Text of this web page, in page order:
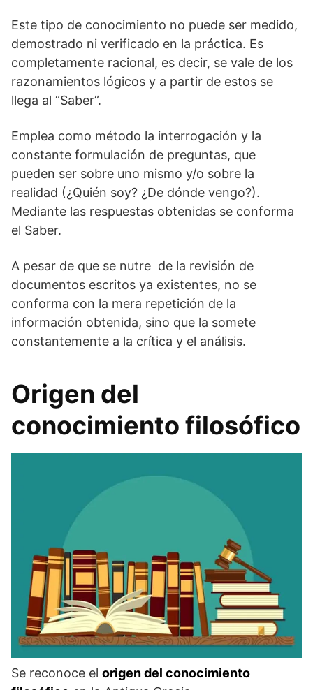
Este tipo de conocimiento no puede ser medido,
demostrado ni verificado en la práctica. Es
completamente racional, es decir, se vale de los
razonamientos lógicos y a partir de estos se
llega al “Saber”.
Emplea como método la interrogación y la
constante formulación de preguntas, que
pueden ser sobre uno mismo y/o sobre la
realidad (¿Quién soy? ¿De dónde vengo?).
Mediante las respuestas obtenidas se conforma
el Saber.
A pesar de que se nutre de la revisión de
documentos escritos ya existentes, no se
conforma con la mera repetición de la
información obtenida, sino que la somete
constantemente a la crítica y el análisis.
Origen del
conocimiento filosófico
Se reconoce el origen del conocimiento